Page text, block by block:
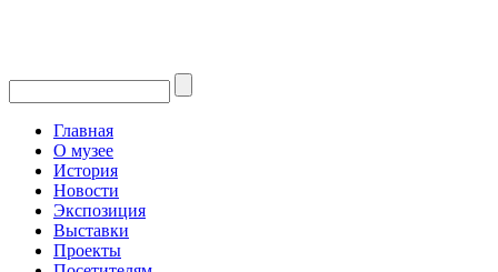
Главная
О музее
История
Новости
Экспозиция
Выставки
Проекты